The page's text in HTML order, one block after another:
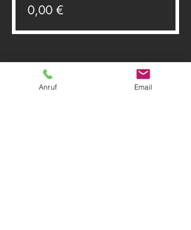
0,00 €
Diese Veranstaltung teilen
Anruf Email